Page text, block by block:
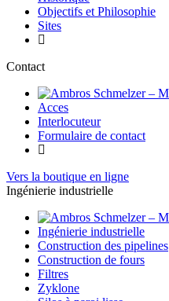
Objectifs et Philosophie
Sites
Contact
Acces
Interlocuteur
Formulaire de contact
Vers la boutique en ligne
Ingénierie industrielle
Ingénierie industrielle
Construction des pipelines
Construction de fours
Filtres
Zyklone